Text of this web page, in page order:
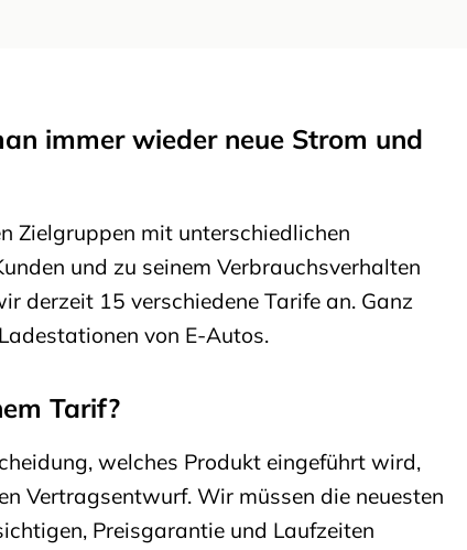
immer wieder neue Strom und
Zielgruppen mit unterschiedlichen
und zu seinem Verbrauchsverhalten
derzeit 15 verschiedene Tarife an. Ganz
von E-Autos.
Tarif?
welches Produkt eingeführt wird,
Vertragsentwurf. Wir müssen die neuesten
Preisgarantie und Laufzeiten